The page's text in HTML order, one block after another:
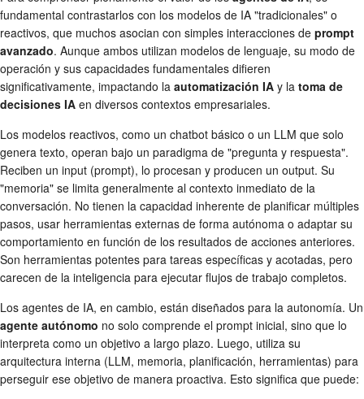
fundamental contrastarlos con los modelos de IA "tradicionales" o
reactivos, que muchos asocian con simples interacciones de prompt
avanzado. Aunque ambos utilizan modelos de lenguaje, su modo de
operación y sus capacidades fundamentales difieren
significativamente, impactando la automatización IA y la toma de
decisiones IA en diversos contextos empresariales.
Los modelos reactivos, como un chatbot básico o un LLM que solo
genera texto, operan bajo un paradigma de "pregunta y respuesta".
Reciben un input (prompt), lo procesan y producen un output. Su
"memoria" se limita generalmente al contexto inmediato de la
conversación. No tienen la capacidad inherente de planificar múltiples
pasos, usar herramientas externas de forma autónoma o adaptar su
comportamiento en función de los resultados de acciones anteriores.
Son herramientas potentes para tareas específicas y acotadas, pero
carecen de la inteligencia para ejecutar flujos de trabajo completos.
Los agentes de IA, en cambio, están diseñados para la autonomía. Un
agente autónomo no solo comprende el prompt inicial, sino que lo
interpreta como un objetivo a largo plazo. Luego, utiliza su
arquitectura interna (LLM, memoria, planificación, herramientas) para
perseguir ese objetivo de manera proactiva. Esto significa que puede: